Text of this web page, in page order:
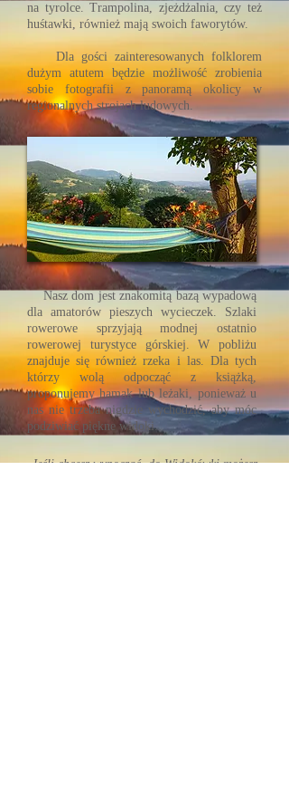
na tyrolce. Trampolina, zjeżdżalnia, czy też
huśtawki, również mają swoich faworytów.
Dla gości zainteresowanych folklorem
dużym atutem będzie możliwość zrobienia
sobie fotografii z panoramą okolicy w
regionalnych strojach ludowych.
Nasz dom jest znakomitą bazą wypadową
dla amatorów pieszych wycieczek. Szlaki
rowerowe sprzyjają modnej ostatnio
rowerowej turystyce górskiej. W pobliżu
znajduje się również rzeka i las. Dla tych
którzy wolą odpocząć z książką,
proponujemy hamak lub leżaki, ponieważ u
nas nie trzeba nigdzie wychodzić, aby móc
podziwiać piękne widoki.
Jeśli chcesz wypocząć, do Widokówki możesz